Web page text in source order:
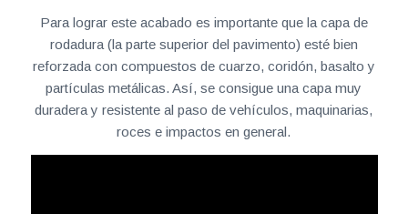
Para lograr este acabado es importante que la capa de
rodadura (la parte superior del pavimento) esté bien
reforzada con compuestos de cuarzo, coridón, basalto y
partículas metálicas. Así, se consigue una capa muy
duradera y resistente al paso de vehículos, maquinarias,
roces e impactos en general.